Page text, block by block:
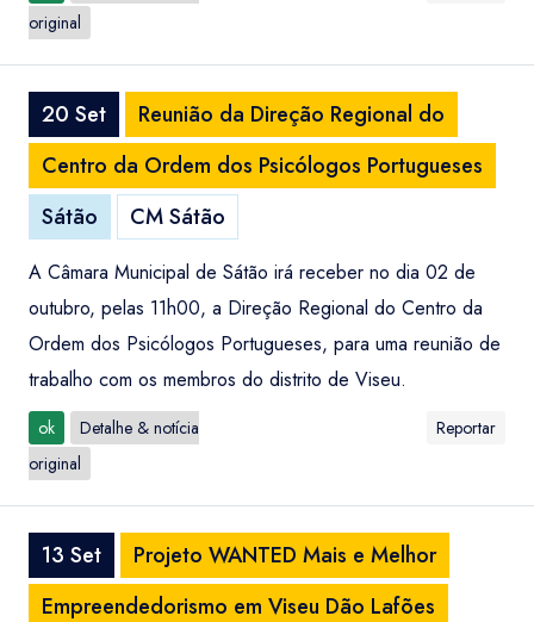
original
20 Set
Reunião da Direção Regional do
Centro da Ordem dos Psicólogos Portugueses
Sátão
CM Sátão
A Câmara Municipal de Sátão irá receber no dia 02 de
outubro, pelas 11h00, a Direção Regional do Centro da
Ordem dos Psicólogos Portugueses, para uma reunião de
trabalho com os membros do distrito de Viseu.
ok
Detalhe & notícia
original
Reportar
13 Set
Projeto WANTED Mais e Melhor
Empreendedorismo em Viseu Dão Lafões